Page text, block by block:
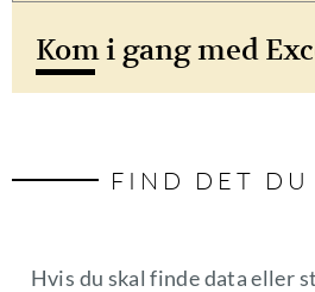
Kom i gang med
FIND DET DU
Hvis du skal finde data eller